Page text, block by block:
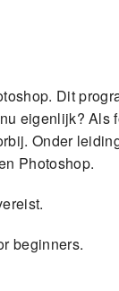
Dit
eigenlijk? Als
Onder
Photoshop.
beginners.